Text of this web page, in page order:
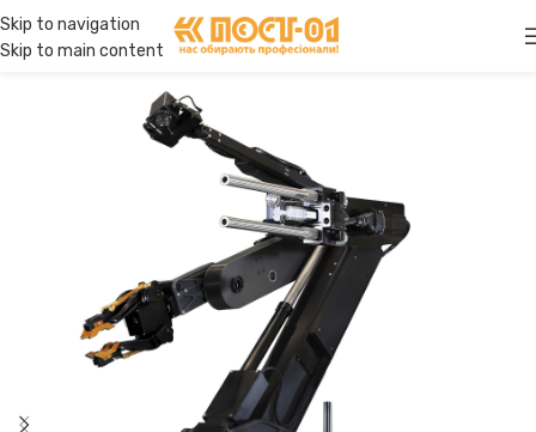
Skip to navigation
Skip to main content